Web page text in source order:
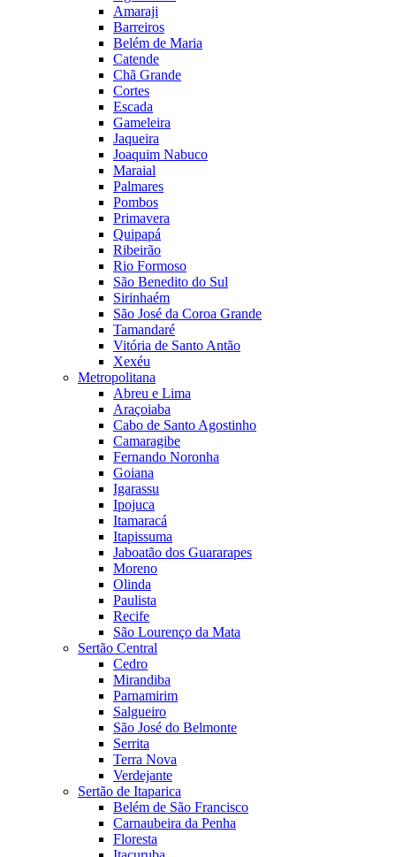
Amaraji
Barreiros
Belém de Maria
Catende
Chã Grande
Cortes
Escada
Gameleira
Jaqueira
Joaquim Nabuco
Maraial
Palmares
Pombos
Primavera
Quipapá
Ribeirão
Rio Formoso
São Benedito do Sul
Sirinhaém
São José da Coroa Grande
Tamandaré
Vitória de Santo Antão
Xexéu
Metropolitana
Abreu e Lima
Araçoiaba
Cabo de Santo Agostinho
Camaragibe
Fernando Noronha
Goiana
Igarassu
Ipojuca
Itamaracá
Itapissuma
Jaboatão dos Guararapes
Moreno
Olinda
Paulista
Recife
São Lourenço da Mata
Sertão Central
Cedro
Mirandiba
Parnamirim
Salgueiro
São José do Belmonte
Serrita
Terra Nova
Verdejante
Sertão de Itaparica
Belém de São Francisco
Carnaubeira da Penha
Floresta